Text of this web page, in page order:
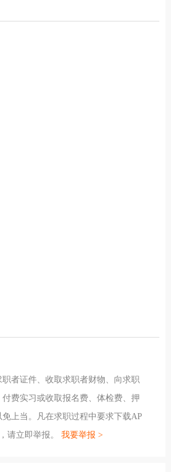
者证件、收取求职者财物、向求职
费实习或收取报名费、体检费、押
上当。凡在求职过程中要求下载AP
请立即举报。 我要举报 >